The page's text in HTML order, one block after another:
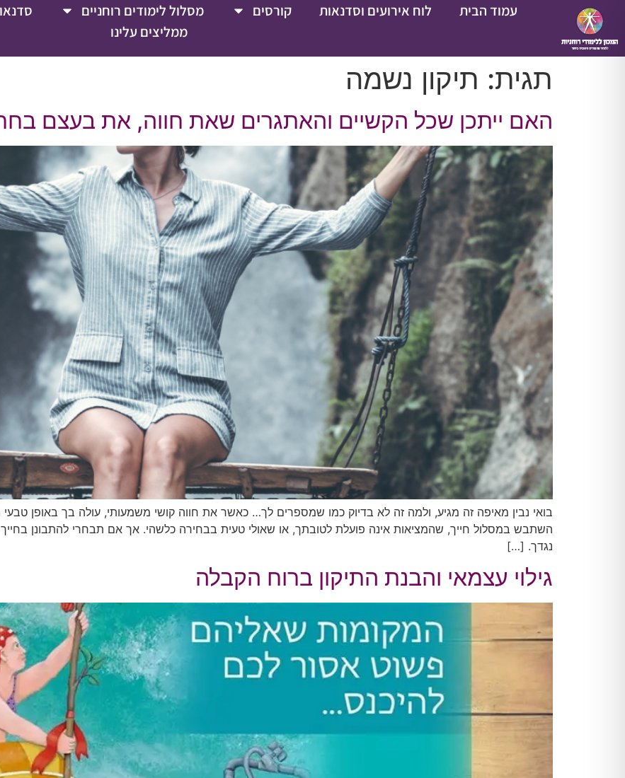
עמוד הבית לוח אירועים וסדנאות קורסים מסלול לימודים רוחניים
ממליצים עלינו
תגית: תיקון נשמה
האם ייתכן שכל הקשיים והאתגרים שאת חווה, את בעצם
בואי נבין מאיפה זה מגיע, ולמה זה לא בדיוק כמו שמספרים לך… כאשר את חווה קושי משמעותי, עולה בך באופן
השתבש במסלול חייך, שהמציאות אינה פועלת לטובתך, או שאולי טעית בבחירה כלשהי. אך אם תבחרי להתבונן
נגדך. […]
גילוי עצמאי והבנת התיקון ברוח הקבלה